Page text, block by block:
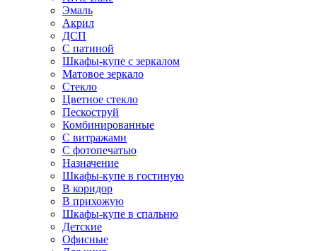
Эмаль
Акрил
ДСП
С патиной
Шкафы-купе с зеркалом
Матовое зеркало
Стекло
Цветное стекло
Пескоструй
Комбинированные
С витражами
С фотопечатью
Назначение
Шкафы-купе в гостиную
В коридор
В прихожую
Шкафы-купе в спальню
Детские
Офисные